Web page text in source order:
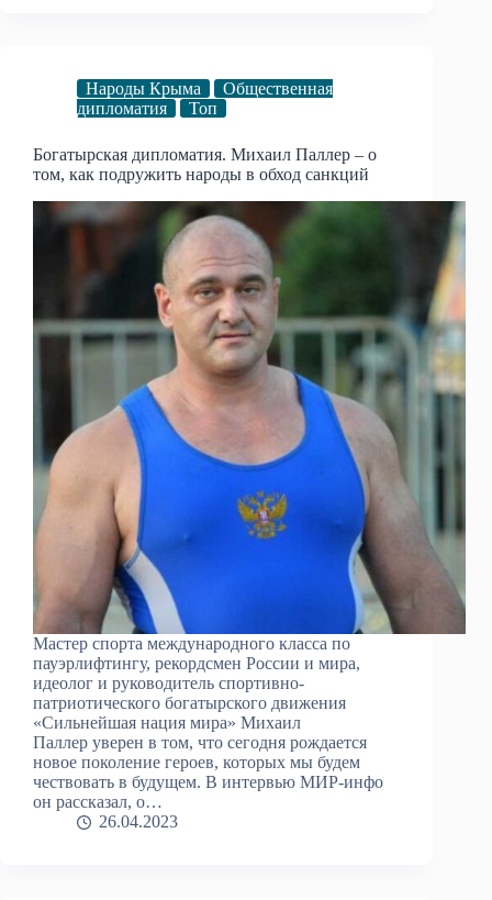
Народы Крыма
Общественная
дипломатия
Топ
Богатырская дипломатия. Михаил Паллер – о
том, как подружить народы в обход санкций
Мастер спорта международного класса по
пауэрлифтингу, рекордсмен России и мира,
идеолог и руководитель спортивно-
патриотического богатырского движения
«Сильнейшая нация мира» Михаил
Паллер уверен в том, что сегодня рождается
новое поколение героев, которых мы будем
чествовать в будущем. В интервью МИР-инфо
он рассказал, о…
26.04.2023